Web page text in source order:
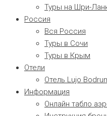
Туры на Шри-
Россия
Вся Россия
Туры в Сочи
Туры в Крым
Отели
Отель Lujo
Информация
Онлайн табло